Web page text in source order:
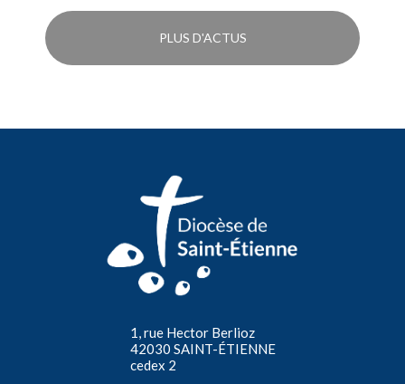
PLUS D'ACTUS
1, rue Hector Berlioz
42030 SAINT-ÉTIENNE
cedex 2